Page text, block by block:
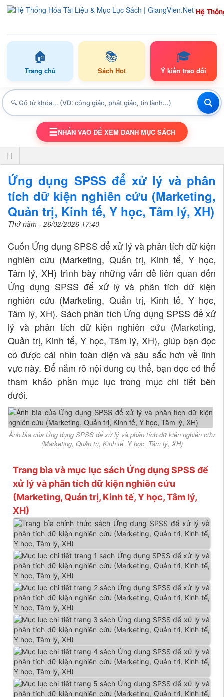
Hệ
🏠
Trang chủ
📚
Sách Hot
🎓
Ý kiến trao đổi
TOGGLE NAVIGATION
☰NHẤN VÀO ĐỂ XEM DANH MỤC SÁCH
Ứng dụng SPSS để xử lý và phân
tích dữ kiện nghiên cứu (Marketing,
Quản trị, Kinh tế, Y học, Tâm lý, XH)
Thứ năm - 26/02/2026 17:40
Cuốn Ứng dụng SPSS để xử lý và phân tích dữ kiện
nghiên cứu (Marketing, Quản trị, Kinh tế, Y học,
Tâm lý, XH) trình bày những vấn đề liên quan đến
Ứng dụng SPSS để xử lý và phân tích dữ kiện
nghiên cứu (Marketing, Quản trị, Kinh tế, Y học,
Tâm lý, XH). Sách phân tích Ứng dụng SPSS để xử
lý và phân tích dữ kiện nghiên cứu (Marketing,
Quản trị, Kinh tế, Y học, Tâm lý, XH), giúp bạn đọc
có được cái nhìn toàn diện và sâu sắc hơn về lĩnh
vực này. Để nắm rõ nội dung cụ thể, bạn đọc có thể
tham khảo phần mục lục trong mục chi tiết bên
dưới.
Ảnh bìa của Ứng dụng SPSS để xử lý và phân tích dữ kiện nghiên cứu
(Marketing, Quản trị, Kinh tế, Y học, Tâm lý, XH)
Trang bìa và mục lục sách Ứng dụng SPSS để
xử lý và phân tích dữ kiện nghiên cứu
(Marketing, Quản trị, Kinh tế, Y học, Tâm lý,
XH)